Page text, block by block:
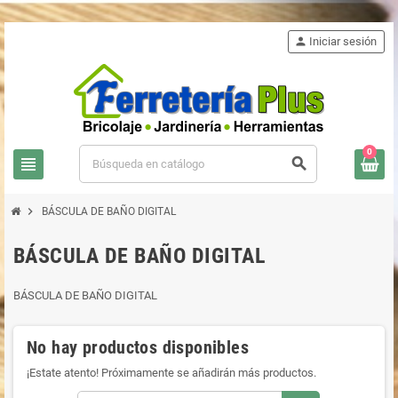
view_headline search
person Iniciar sesión
0
chevron_right BÁSCULA DE BAÑO DIGITAL
BÁSCULA DE BAÑO DIGITAL
BÁSCULA DE BAÑO DIGITAL
No hay productos disponibles
¡Estate atento! Próximamente se añadirán más productos.